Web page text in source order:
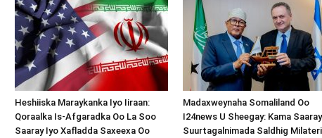
Heshiiska Maraykanka Iyo Iiraan:
Qoraalka Is-Afgaradka Oo La Soo
Saaray Iyo Xafladda Saxeexa Oo
Madaxweynaha Somaliland Oo
I24news U Sheegay: Kama
Suurtagalnimada Saldhig